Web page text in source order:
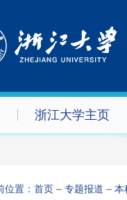
浙江大学主页
位置： 首页 专题报道 本